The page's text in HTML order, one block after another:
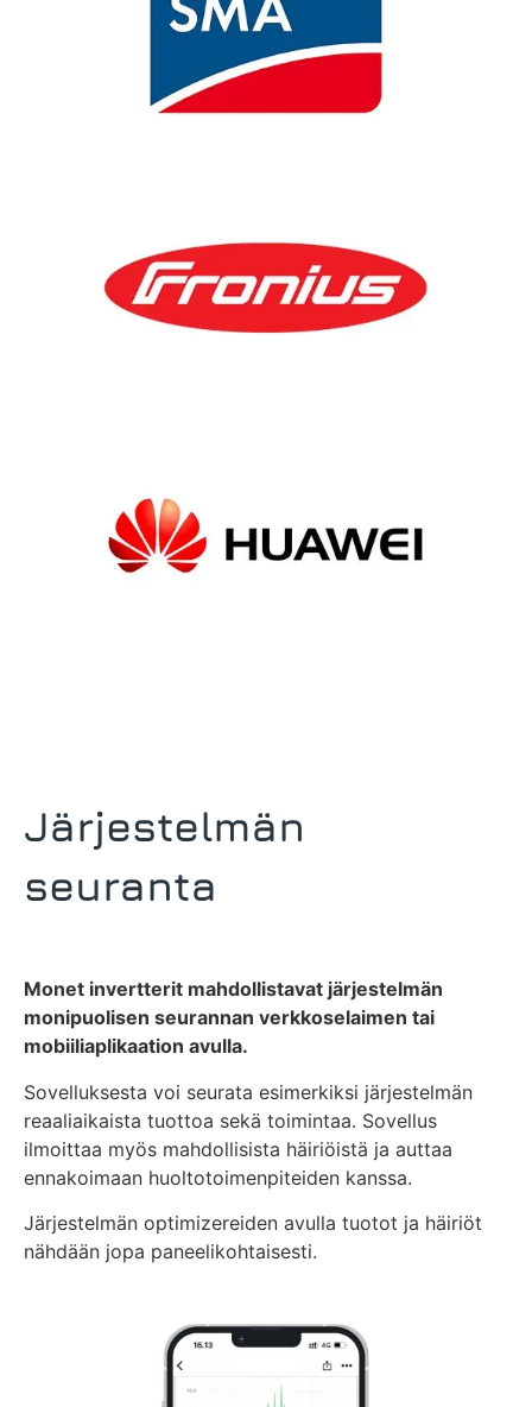
Järjestelmän
seuranta
Monet invertterit mahdollistavat järjestelmän
monipuolisen seurannan verkkoselaimen tai
mobiiliaplikaation avulla.
Sovelluksesta voi seurata esimerkiksi järjestelmän
reaaliaikaista tuottoa sekä toimintaa. Sovellus
ilmoittaa myös mahdollisista häiriöistä ja auttaa
ennakoimaan huoltotoimenpiteiden kanssa.
Järjestelmän optimizereiden avulla tuotot ja häiriöt
nähdään jopa paneelikohtaisesti.